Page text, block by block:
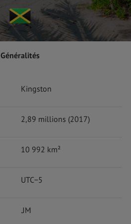
Généralités
Kingston
2,89 millions (2017)
10 992 km²
UTC−5
.JM